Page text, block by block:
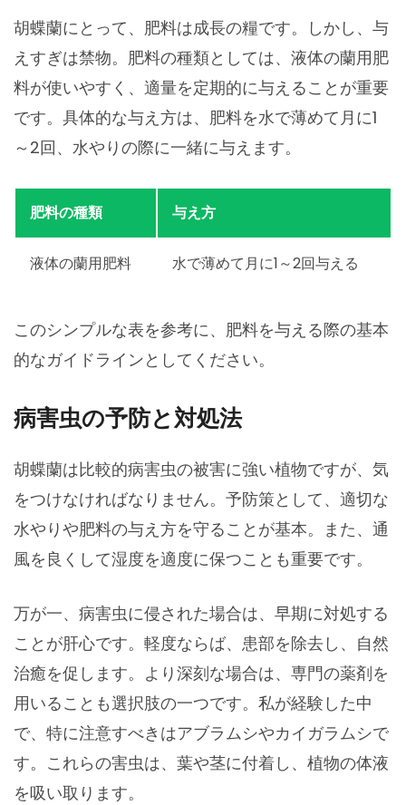
胡蝶蘭にとって、肥料は成長の糧です。しかし、与
えすぎは禁物。肥料の種類としては、液体の蘭用肥
料が使いやすく、適量を定期的に与えることが重要
です。具体的な与え方は、肥料を水で薄めて月に1
～2回、水やりの際に一緒に与えます。
肥料の種類 与え方
液体の蘭用肥料 水で薄めて月に1～2回与える
このシンプルな表を参考に、肥料を与える際の基本
的なガイドラインとしてください。
病害虫の予防と対処法
胡蝶蘭は比較的病害虫の被害に強い植物ですが、気
をつけなければなりません。予防策として、適切な
水やりや肥料の与え方を守ることが基本。また、通
風を良くして湿度を適度に保つことも重要です。
万が一、病害虫に侵された場合は、早期に対処する
ことが肝心です。軽度ならば、患部を除去し、自然
治癒を促します。より深刻な場合は、専門の薬剤を
用いることも選択肢の一つです。私が経験した中
で、特に注意すべきはアブラムシやカイガラムシで
す。これらの害虫は、葉や茎に付着し、植物の体液
を吸い取ります。